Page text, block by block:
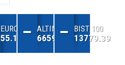
EURO
55.13
ALTIN
6659.71
BIST 100
13779.39